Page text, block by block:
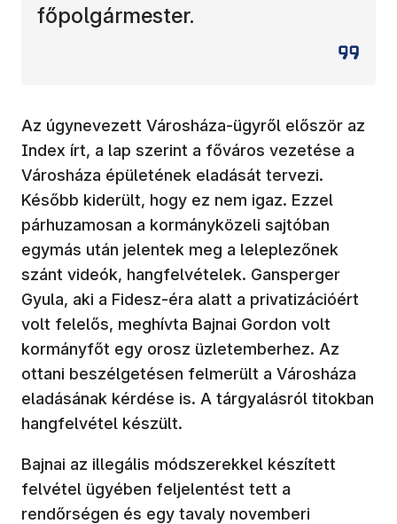
főpolgármester.
Az úgynevezett Városháza-ügyről először az
Index írt, a lap szerint a főváros vezetése a
Városháza épületének eladását tervezi.
Később kiderült, hogy ez nem igaz. Ezzel
párhuzamosan a kormányközeli sajtóban
egymás után jelentek meg a leleplezőnek
szánt videók, hangfelvételek. Gansperger
Gyula, aki a Fidesz-éra alatt a privatizációért
volt felelős, meghívta Bajnai Gordon volt
kormányfőt egy orosz üzletemberhez. Az
ottani beszélgetésen felmerült a Városháza
eladásának kérdése is. A tárgyalásról titokban
hangfelvétel készült.
Bajnai az illegális módszerekkel készített
felvétel ügyében feljelentést tett a
rendőrségen és egy tavaly novemberi